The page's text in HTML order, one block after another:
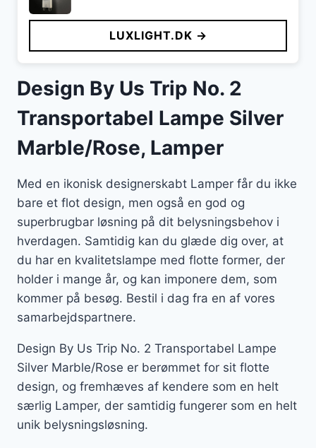
LUXLIGHT.DK →
Design By Us Trip No. 2
Transportabel Lampe Silver
Marble/Rose, Lamper
Med en ikonisk designerskabt Lamper får du ikke
bare et flot design, men også en god og
superbrugbar løsning på dit belysningsbehov i
hverdagen. Samtidig kan du glæde dig over, at
du har en kvalitetslampe med flotte former, der
holder i mange år, og kan imponere dem, som
kommer på besøg. Bestil i dag fra en af vores
samarbejdspartnere.
Design By Us Trip No. 2 Transportabel Lampe
Silver Marble/Rose er berømmet for sit flotte
design, og fremhæves af kendere som en helt
særlig Lamper, der samtidig fungerer som en helt
unik belysningsløsning.